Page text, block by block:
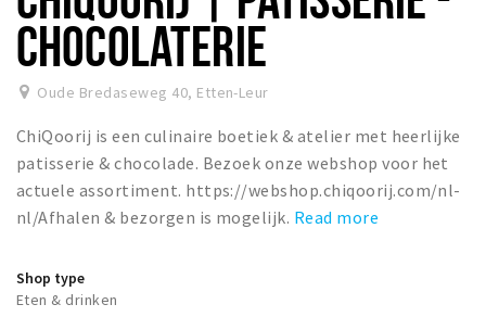
Bezienswaardigheden
Musea, theaters & podia
Uitjes & activiteiten
Toeristische routes
Natuurgebieden
Baroniepoorten
Sport
Andere City Apps
CHOCOLATERIE
Oude Bredaseweg 40, Etten-Leur
ChiQoorij is een culinaire boetiek & atelier met heerlijke
patisserie & chocolade. Bezoek onze webshop voor het
actuele assortiment. https://webshop.chiqoorij.com/nl-
nl/Afhalen & bezorgen is mogelijk. Read more
Shop type
Eten & drinken